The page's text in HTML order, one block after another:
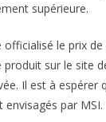
supérieure.
officialisé le prix
produit sur le site
Il est à espérer
par MSI.